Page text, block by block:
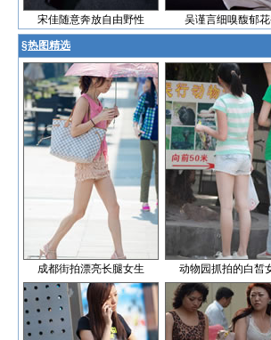
宋佳随意奔放自由野性 吴谨言细嗅馥郁
§热图精选
成都街拍漂亮长腿女生 动物园抓拍的白皙